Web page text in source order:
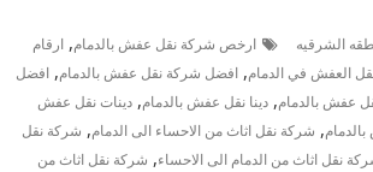
الشرقيه ارخص شركة نقل عفش بالدمام,ارقام
العفش في الدمام,افضل شركة نقل عفش بالدمام,افضل
عفش بالدمام,دينا نقل عفش بالدمام,دينات نقل عفش
, شركة نقل اثاث من الاحساء الى الدمام, شركة نقل
نقل اثاث من الدمام الى الاحساء, شركة نقل اثاث من